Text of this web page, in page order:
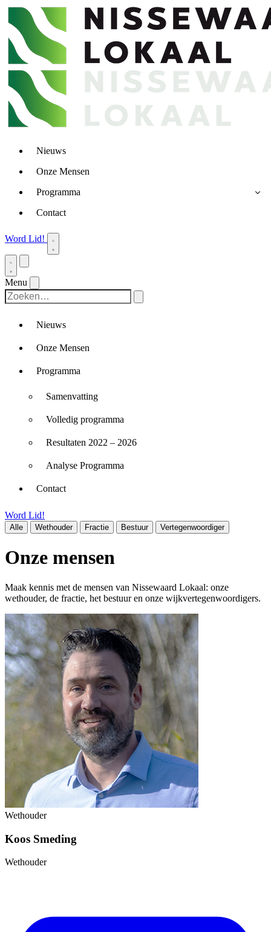
Nieuws
Onze Mensen
Programma
Contact
Word Lid!
Menu
Nieuws
Onze Mensen
Programma
Samenvatting
Volledig programma
Resultaten 2022 – 2026
Analyse Programma
Contact
Word Lid!
Alle Wethouder Fractie Bestuur Vertegenwoordiger
Onze mensen
Maak kennis met de mensen van Nissewaard Lokaal: onze
wethouder, de fractie, het bestuur en onze wijkvertegenwoordigers.
Wethouder
Koos Smeding
Wethouder